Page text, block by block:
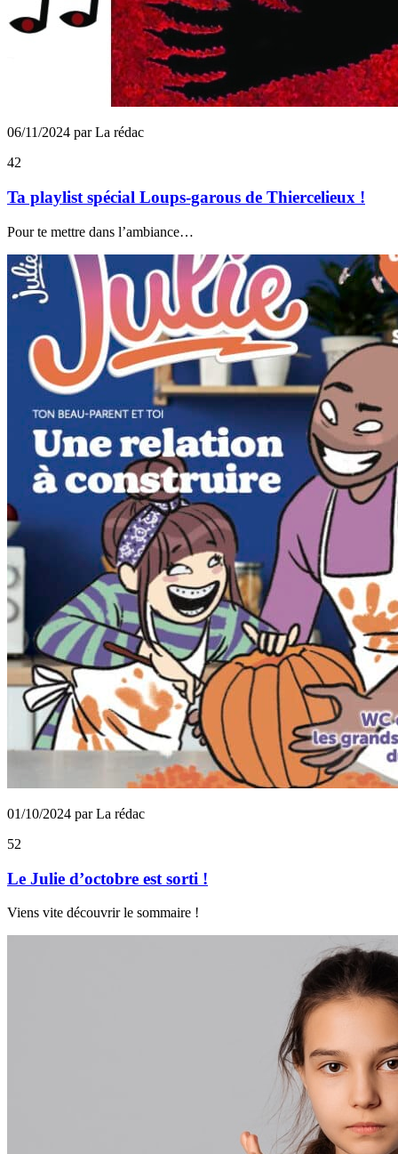
06/11/2024 par La rédac
42
Ta playlist spécial Loups-garous de Thiercelieux !
Pour te mettre dans l’ambiance…
01/10/2024 par La rédac
52
Le Julie d’octobre est sorti !
Viens vite découvrir le sommaire !